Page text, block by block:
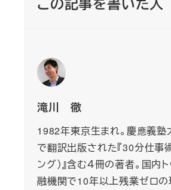
滝川 徹
1982年東京生まれ。慶應義塾
で翻訳出版された『30分仕事
ング）』含む４冊の著者。国内
融機関で10年以上残業ゼロの